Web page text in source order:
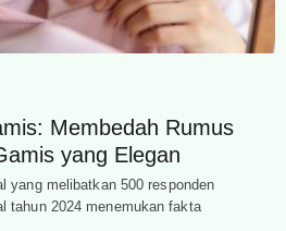
Membedah Rumus
yang Elegan
yang melibatkan 500 responden
tahun 2024 menemukan fakta